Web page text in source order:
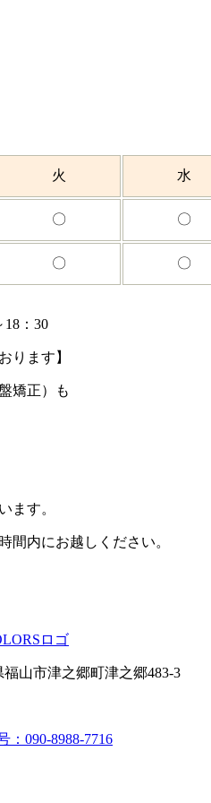
火 水
〇 〇
〇 〇
：30
ります】
矯正）も
ます。
間内にお越しください。
山市津之郷町津之郷483-3